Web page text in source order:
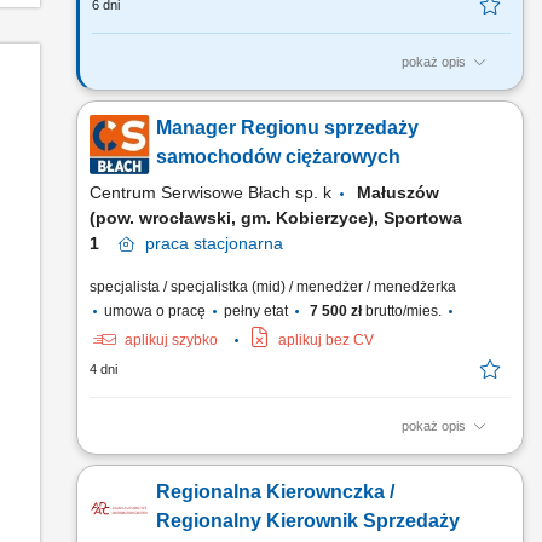
6 dni
pokaż opis
Zadania, które na Ciebie czekają: Aktywna rekrutacja nowych
Zarządzanie efektywnością kanału D2D T-Mobile w ramach
swojego Regionu Rozwój sieci sprzedaży D2D na podległym
obszarze terytorialnym wg ustalonych planów poprzez
budowę...
Manager Regionu sprzedaży
samochodów ciężarowych
Centrum Serwisowe Błach sp. k
Małuszów
(pow. wrocławski, gm. Kobierzyce), Sportowa
1
praca stacjonarna
specjalista / specjalistka (mid) / menedżer / menedżerka
umowa o pracę
pełny etat 7 500 złbrutto/mies.
aplikuj szybko
aplikuj bez CV
4 dni
pokaż opis
Opis stanowiska: nawiązywanie i rozwijanie współpracy z
handlowych dopasowanych do indywidualnych potrzeb,
prezentowanie i omawianie warunków sprzedaży,
Regionalna Kierownczka /
Regionalny Kierownik Sprzedaży